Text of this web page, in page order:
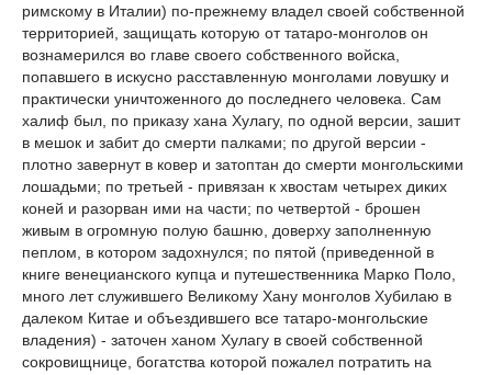
римскому в Италии) по-прежнему владел своей собственной
территорией, защищать которую от татаро-монголов он
вознамерился во главе своего собственного войска,
попавшего в искусно расставленную монголами ловушку и
практически уничтоженного до последнего человека. Сам
халиф был, по приказу хана Хулагу, по одной версии, зашит
в мешок и забит до смерти палками; по другой версии -
плотно завернут в ковер и затоптан до смерти монгольскими
лошадьми; по третьей - привязан к хвостам четырех диких
коней и разорван ими на части; по четвертой - брошен
живым в огромную полую башню, доверху заполненную
пеплом, в котором задохнулся; по пятой (приведенной в
книге венецианского купца и путешественника Марко Поло,
много лет служившего Великому Хану монголов Хубилаю в
далеком Китае и объездившего все татаро-монгольские
владения) - заточен ханом Хулагу в своей собственной
сокровищнице, богатства которой пожалел потратить на